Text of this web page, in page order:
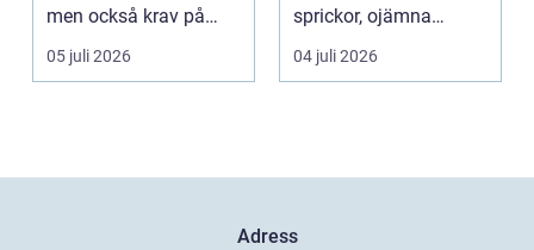
men också krav på
ordning i ekonomin.
För må...
05 juli 2026
sprickor, ojämna
kanter eller en sned
tandr...
04 juli 2026
Adress